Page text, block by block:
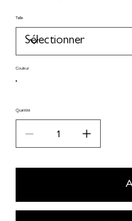
Taille
Couleur
Quantité